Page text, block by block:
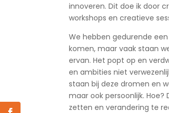
innoveren. Dit doe ik door
workshops en creatieve
We hebben gedurende
komen, maar vaak staan
ervan. Het popt op en
en ambities niet
staan bij deze dromen en
maar ook persoonlijk.
zetten en verandering te